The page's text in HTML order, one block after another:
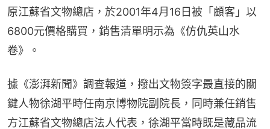
原江蘇省文物總店，於2001年4月16日被「顧客」以
6800元價格購買，銷售清單明示為《仿仇英山水
卷》。
據《澎湃新聞》調查報道，撥出文物簽字最直接的關
鍵人物徐湖平時任南京博物院副院長，同時兼任銷售
方江蘇省文物總店法人代表，徐湖平當時既是藏品流